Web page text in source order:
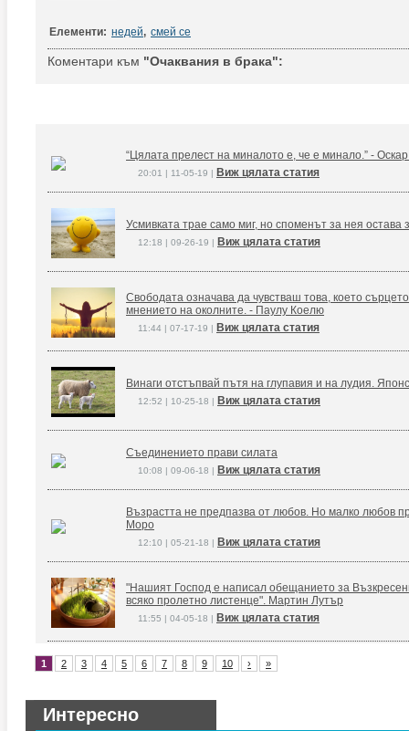
Елементи: недей, смей се
Коментари към "Очаквания в брака":
“Цялата прелест на миналото е, че е минало.” -
20:01 | 11-05-19 | Виж цялата статия
Усмивката трае само миг, но споменът за нея остава
12:18 | 09-26-19 | Виж цялата статия
Свободата означава да чувстваш това, което
мнението на околните. - Паулу Коелю
11:44 | 07-17-19 | Виж цялата статия
Винаги отстъпвай пътя на глупавия и на лудия.
12:52 | 10-25-18 | Виж цялата статия
Съединението прави силата
10:08 | 09-06-18 | Виж цялата статия
Възрастта не предпазва от любов. Но малко любов
Моро
12:10 | 05-21-18 | Виж цялата статия
"Нашият Господ е написал обещанието за
всяко пролетно листенце". Мартин Лутър
11:55 | 04-05-18 | Виж цялата статия
1 2 3 4 5 6 7 8 9 10 › »
Интересно